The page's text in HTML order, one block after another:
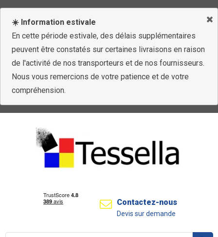
☀️ Information estivale
En cette période estivale, des délais supplémentaires
peuvent être constatés sur certaines livraisons en raison
de l'activité de nos transporteurs et de nos fournisseurs.
Nous vous remercions de votre patience et de votre
compréhension.
Contactez-nous
Devis sur demande